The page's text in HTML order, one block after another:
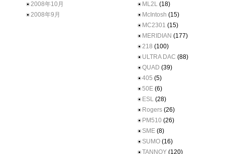
2008年10月
2008年9月
ML2L (18)
McIntosh (15)
MC2301 (15)
MERIDIAN (177)
218 (100)
ULTRA DAC (88)
QUAD (39)
405 (5)
50E (6)
ESL (28)
Rogers (26)
PM510 (26)
SME (8)
SUMO (16)
TANNOY (120)